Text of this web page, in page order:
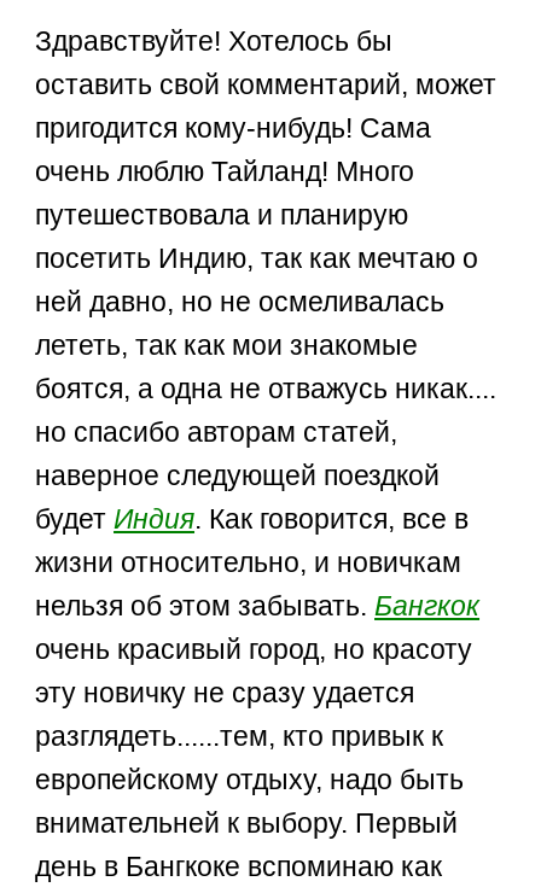
Здравствуйте! Хотелось бы
оставить свой комментарий, может
пригодится кому-нибудь! Сама
очень люблю Тайланд! Много
путешествовала и планирую
посетить Индию, так как мечтаю о
ней давно, но не осмеливалась
лететь, так как мои знакомые
боятся, а одна не отважусь никак....
но спасибо авторам статей,
наверное следующей поездкой
будетИндия. Как говорится, все в
жизни относительно, и новичкам
нельзя об этом забывать.Бангкок
очень красивый город, но красоту
эту новичку не сразу удается
разглядеть......тем, кто привык к
европейскому отдыху, надо быть
внимательней к выбору. Первый
день в Бангкоке вспоминаю как